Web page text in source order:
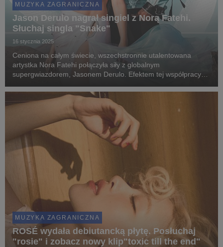
MUZYKA ZAGRANICZNA
Jason Derulo nagrał singiel z Norą Fatehi.
Słuchaj singla "Snake"
16 stycznia 2025
Ceniona na całym świecie, wszechstronnie utalentowana
artystka Nora Fatehi połączyła siły z globalnym
supergwiazdorem, Jasonem Derulo. Efektem tej współpracy
MUZYKA ZAGRANICZNA
ROSÉ wydała debiutancką płytę. Posłuchaj
"rosie" i zobacz nowy klip"toxic till the end"